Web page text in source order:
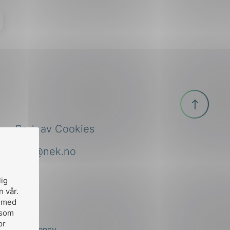
vår.
nek@nek.no
Bruk av Cookies
Til
toppen